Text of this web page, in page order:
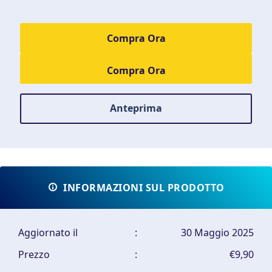
Compra Ora
Anteprima
INFORMAZIONI SUL PRODOTTO
Aggiornato il :
30 Maggio 2025
Prezzo
:
€9,90